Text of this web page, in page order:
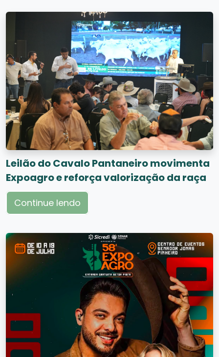
Leilão do Cavalo Pantaneiro movimenta
Expoagro e reforça valorização da raça
Continue lendo